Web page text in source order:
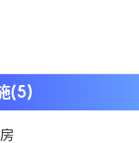
(5)